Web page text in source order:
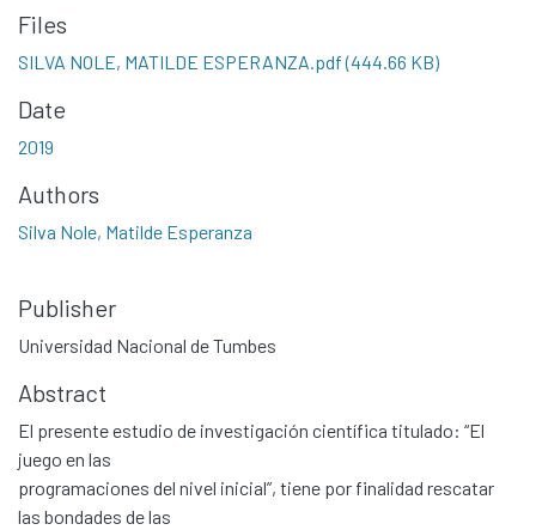
Files
SILVA NOLE, MATILDE ESPERANZA.pdf(444.66 KB)
Date
2019
Authors
Silva Nole, Matilde Esperanza
Publisher
Universidad Nacional de Tumbes
Abstract
El presente estudio de investigación científica titulado: “El
juego en las
programaciones del nivel inicial”, tiene por finalidad rescatar
las bondades de las